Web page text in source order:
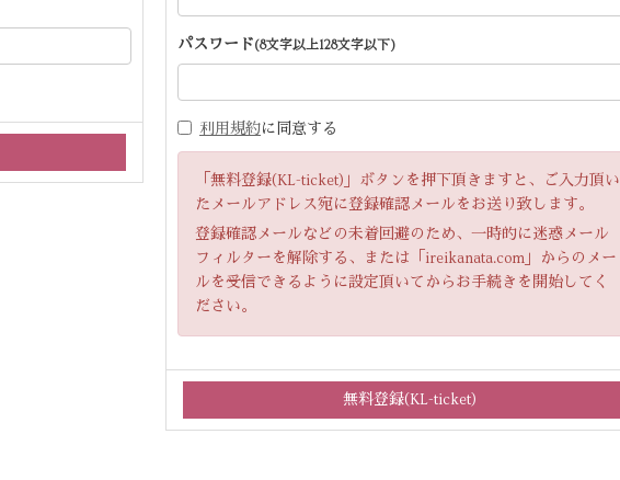
パスワード(8文字以上128文字以下)
利用規約に同意する
「無料登録(KL-ticket)」ボタンを押下頂きますと、ご入力頂い
たメールアドレス宛に登録確認メールをお送り致します。
登録確認メールなどの未着回避のため、一時的に迷惑メール
フィルターを解除する、または「ireikanata.com」からのメー
ルを受信できるように設定頂いてからお手続きを開始してく
ださい。